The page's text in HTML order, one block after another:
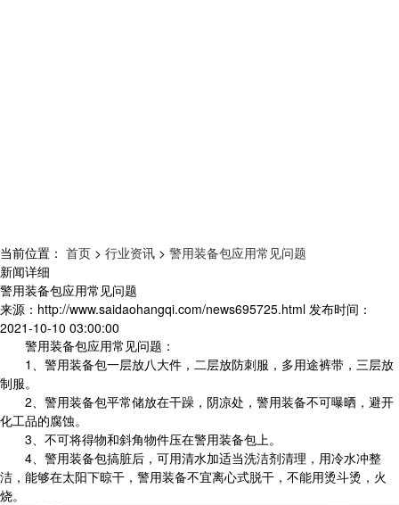
当前位置： 首页 > 行业资讯 > 警用装备包应用常见问题
新闻详细
警用装备包应用常见问题
来源： http://www.saidaohangqi.com/news695725.html 发布时间：
2021-10-10 03:00:00
警用装备包应用常见问题：
1、警用装备包一层放八大件，二层放防刺服，多用途裤带，三层放
制服。
2、警用装备包平常储放在干躁，阴凉处，警用装备不可曝晒，避开
化工品的腐蚀。
3、不可将得物和斜角物件压在警用装备包上。
4、警用装备包搞脏后，可用清水加适当洗洁剂清理，用冷水冲整
洁，能够在太阳下晾干，警用装备不宜离心式脱干，不能用烫斗烫，火
烧。